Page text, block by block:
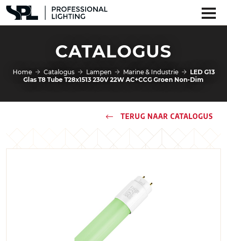
CATALOGUS
Home Catalogus Lampen Marine & Industrie
LED G13
Glas T8 Tube T28x1513 230V 22W AC+CCG Groen Non-Dim
TERUG NAAR CATALOGUS